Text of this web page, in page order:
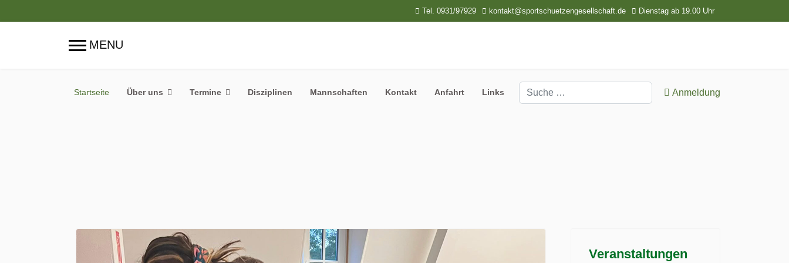
Tel. 0931/97929 kontakt@sportschuetzengesellschaft.de Dienstag ab 19.00 Uhr
Startseite Über uns Termine Disziplinen Mannschaften Kontakt Anfahrt Links Suchen Anmeldung
Veranstaltungen